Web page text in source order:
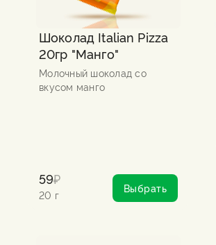
Шоколад Italian Pizza
20гр "Манго"
Молочный шоколад со
вкусом манго
59₽
20 г
Выбрать